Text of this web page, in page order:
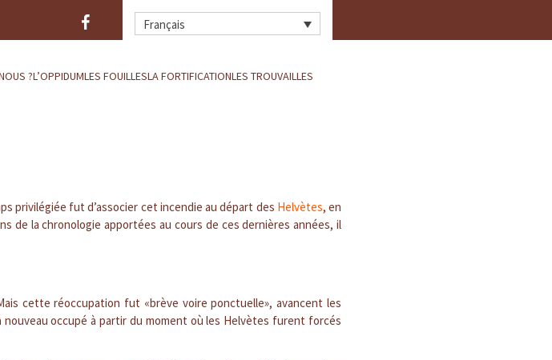
Français
?L’OPPIDUMLES FOUILLESLA FORTIFICATIONLES TROUVAILLES
privilégiée fut d’associer cet incendie au départ des Helvètes, en
de la chronologie apportées au cours de ces dernières années, il
cette réoccupation fut «brève voire ponctuelle», avancent les
occupé à partir du moment où les Helvètes furent forcés